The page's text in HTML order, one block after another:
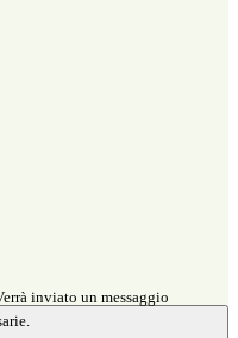
inviato un messaggio